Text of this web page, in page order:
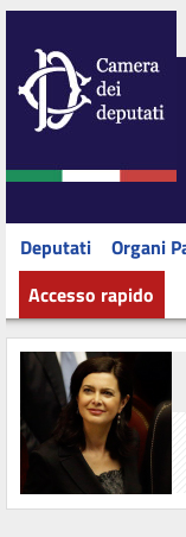
Deputati Organi
Accesso rapido